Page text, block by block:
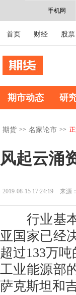
手机网
首页 财经 股票
期市动态 研
期货 >> 名家论市 >>
风起云涌
2019-08-15 17:24:19 来源
行业基本
亚国家已经
超过133万
工业能源部
萨克斯坦和